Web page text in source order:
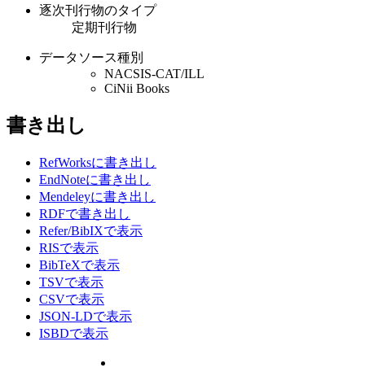
逐次刊行物のタイプ
定期刊行物
データソース種別
NACSIS-CAT/ILL
CiNii Books
書き出し
RefWorksに書き出し
EndNoteに書き出し
Mendeleyに書き出し
RDFで書き出し
Refer/BibIXで表示
RISで表示
BibTeXで表示
TSVで表示
CSVで表示
JSON-LDで表示
ISBDで表示